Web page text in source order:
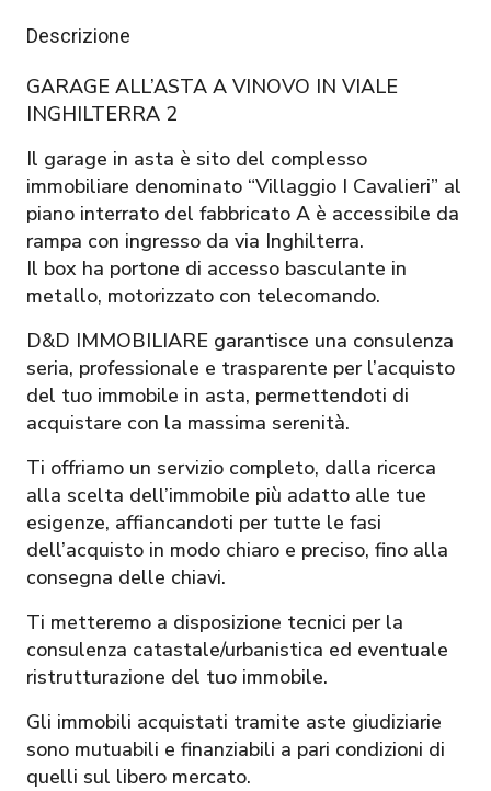
Descrizione
GARAGE ALL’ASTA A VINOVO IN VIALE
INGHILTERRA 2
Il garage in asta è sito del complesso
immobiliare denominato “Villaggio I Cavalieri” al
piano interrato del fabbricato A è accessibile da
rampa con ingresso da via Inghilterra.
Il box ha portone di accesso basculante in
metallo, motorizzato con telecomando.
D&D IMMOBILIARE garantisce una consulenza
seria, professionale e trasparente per l’acquisto
del tuo immobile in asta, permettendoti di
acquistare con la massima serenità.
Ti offriamo un servizio completo, dalla ricerca
alla scelta dell’immobile più adatto alle tue
esigenze, affiancandoti per tutte le fasi
dell’acquisto in modo chiaro e preciso, fino alla
consegna delle chiavi.
Ti metteremo a disposizione tecnici per la
consulenza catastale/urbanistica ed eventuale
ristrutturazione del tuo immobile.
Gli immobili acquistati tramite aste giudiziarie
sono mutuabili e finanziabili a pari condizioni di
quelli sul libero mercato.